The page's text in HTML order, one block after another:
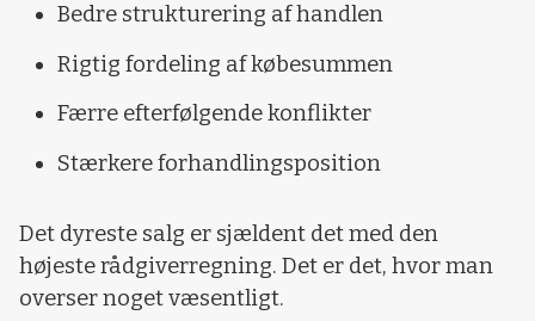
Bedre strukturering af handlen
Rigtig fordeling af købesummen
Færre efterfølgende konflikter
Stærkere forhandlingsposition
Det dyreste salg er sjældent det med den
højeste rådgiverregning. Det er det, hvor man
overser noget væsentligt.